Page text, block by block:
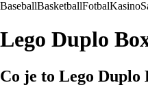
BaseballBasketballFotbalKasino
Lego Duplo
Co je to Lego Duplo